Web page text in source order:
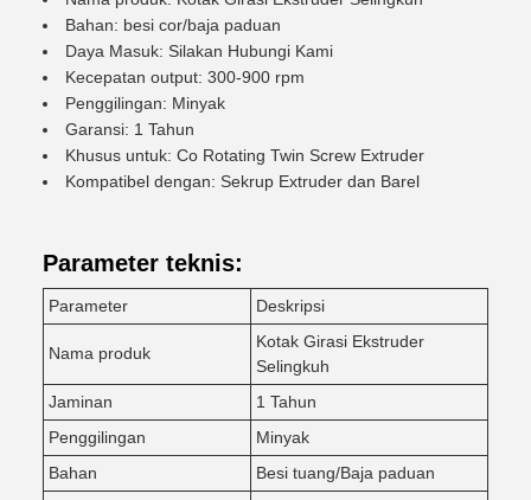
Bahan: besi cor/baja paduan
Daya Masuk: Silakan Hubungi Kami
Kecepatan output: 300-900 rpm
Penggilingan: Minyak
Garansi: 1 Tahun
Khusus untuk: Co Rotating Twin Screw Extruder
Kompatibel dengan: Sekrup Extruder dan Barel
Parameter teknis:
Parameter Deskripsi
Nama produk
Kotak Girasi Ekstruder
Selingkuh
Jaminan
1 Tahun
Penggilingan
Minyak
Bahan
Besi tuang/Baja paduan